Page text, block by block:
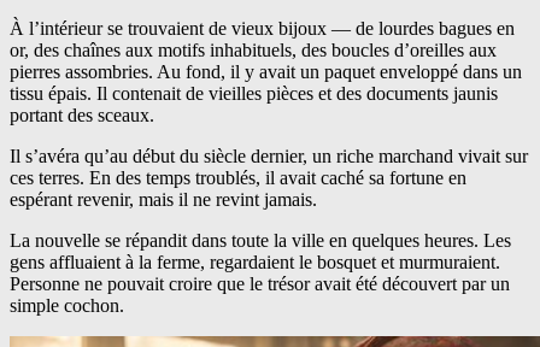
À l’intérieur se trouvaient de vieux bijoux — de lourdes bagues en
or, des chaînes aux motifs inhabituels, des boucles d’oreilles aux
pierres assombries. Au fond, il y avait un paquet enveloppé dans un
tissu épais. Il contenait de vieilles pièces et des documents jaunis
portant des sceaux.
Il s’avéra qu’au début du siècle dernier, un riche marchand vivait sur
ces terres. En des temps troublés, il avait caché sa fortune en
espérant revenir, mais il ne revint jamais.
La nouvelle se répandit dans toute la ville en quelques heures. Les
gens affluaient à la ferme, regardaient le bosquet et murmuraient.
Personne ne pouvait croire que le trésor avait été découvert par un
simple cochon.